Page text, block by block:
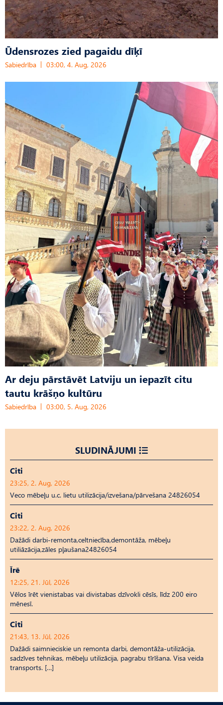
Ūdensrozes zied pagaidu dīķī
Sabiedrība 03:00, 4. Aug, 2026
Ar deju pārstāvēt Latviju un iepazīt citu
tautu krāšņo kultūru
Sabiedrība 03:00, 5. Aug, 2026
SLUDINĀJUMI
Citi
23:25, 2. Aug, 2026
Veco mēbeļu u.c. lietu utilizācija/izvešana/pārvešana 24826054
Citi
23:22, 2. Aug, 2026
Dažādi darbi-remonta,celtniecība,demontāža, mēbeļu
utiliāzācija,zāles pļaušana24826054
Īrē
12:25, 21. Jūl, 2026
Vēlos īrēt vienistabas vai divistabas dzīvokli cēsīs, līdz 200 eiro
mēnesī.
Citi
21:43, 13. Jūl, 2026
Dažādi saimnieciskie un remonta darbi, demontāža-utilizācija,
sadzīves tehnikas, mēbeļu utilizācija, pagrabu tīrīšana. Visa veida
transports. […]